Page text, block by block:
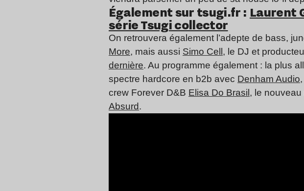
Également sur tsugi.fr : Laurent
série Tsugi collector
On retrouvera également l’adepte de bass,
More, mais aussi Simo Cell , le DJ et
dernière. Au programme également : la plus
spectre hardcore en b2b avec Denham Audio
crew Forever D&B Elisa Do Brasil , le
Absurd.